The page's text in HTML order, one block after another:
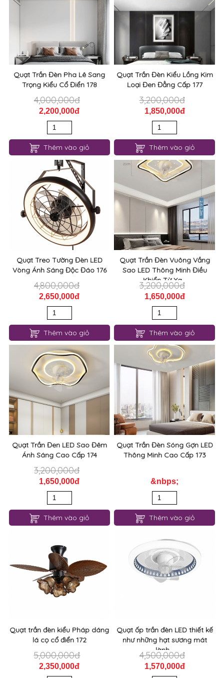
Quạt Trần Đèn Pha Lê Sang
Trọng Kiểu Cổ Điển 178
4,000,000đ
2,200,000đ
Thêm vào giỏ
Quạt Trần Đèn Kiểu Lồng Kim
Loại Đen Đẳng Cấp 177
3,200,000đ
1,850,000đ
Thêm vào giỏ
Quạt Treo Tường Đèn LED
Vòng Ánh Sáng Độc Đáo 176
4,800,000đ
2,650,000đ
Thêm vào giỏ
Quạt Trần Đèn Vuông Vầng
Sao LED Thông Minh Điều
Khiển Từ Xa...
3,200,000đ
1,650,000đ
Thêm vào giỏ
Quạt Trần Đen LED Sao Đêm
Ánh Sáng Cao Cấp 174
3,200,000đ
1,650,000đ
Thêm vào giỏ
Quạt Trần Đèn Sóng Gợn LED
Thông Minh Cao Cấp 173
&nbps;
Thêm vào giỏ
Quạt trần đèn kiểu Pháp dáng
lá cọ cổ điển 172
5,000,000đ
2,350,000đ
Quạt ốp trần đèn LED thiết kế
như những hạt sương mát
lành...
4,500,000đ
1,570,000đ